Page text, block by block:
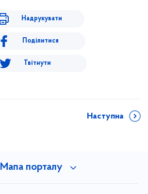
Надрукувати
Поділитися
Твітнути
Наступна
Мапа порталу